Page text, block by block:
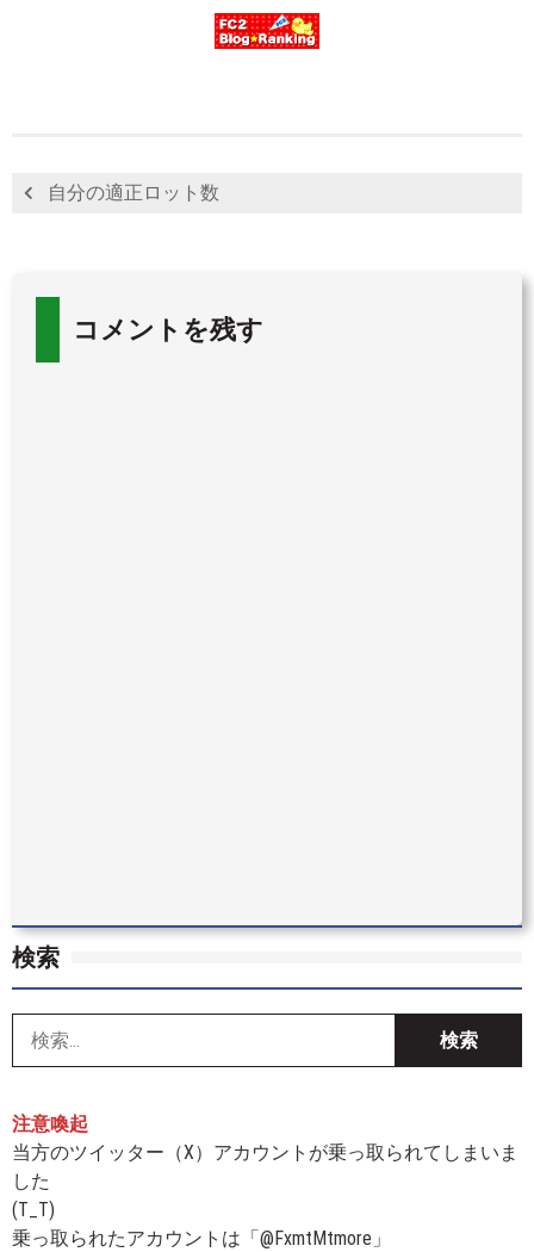
自分の適正ロット数
コメントを残す
検索
注意喚起
当方のツイッター（X）アカウントが乗っ取られてしまいま
した
(T_T)
乗っ取られたアカウントは「@FxmtMtmore」